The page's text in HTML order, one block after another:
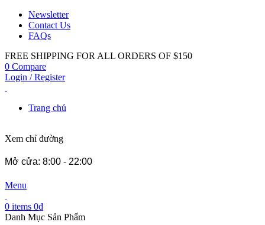
Newsletter
Contact Us
FAQs
FREE SHIPPING FOR ALL ORDERS OF $150
0 Compare
Login / Register
Trang chủ
Xem chỉ đường
Mở cửa: 8:00 - 22:00
Menu
0 items 0₫
Danh Mục Sản Phẩm